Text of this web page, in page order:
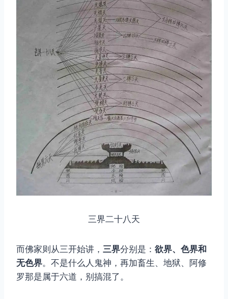
三界二十八天
而佛家则从三开始讲， 三界分别是： 欲界、色界和
无色界。不是什么人鬼神，再加畜生、地狱、阿修
罗那是属于六道，别搞混了。